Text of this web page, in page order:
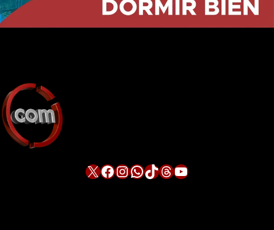
X Facebook InstagramWhatsApp TikTok Threads YouTube